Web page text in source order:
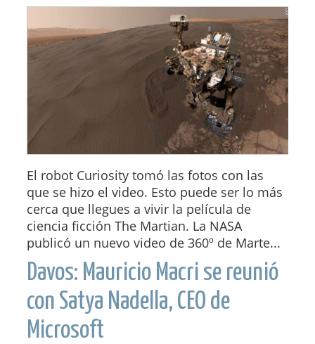
El robot Curiosity tomó las fotos con las
que se hizo el video. Esto puede ser lo más
cerca que llegues a vivir la película de
ciencia ficción The Martian. La NASA
publicó un nuevo video de 360º de Marte...
Davos: Mauricio Macri se reunió
con Satya Nadella, CEO de
Microsoft